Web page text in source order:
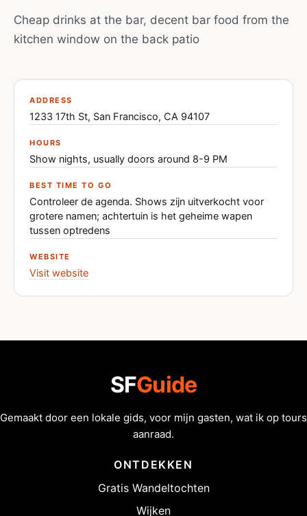
Cheap drinks at the bar, decent bar food from the
kitchen window on the back patio
ADDRESS
1233 17th St, San Francisco, CA 94107
HOURS
Show nights, usually doors around 8-9 PM
BEST TIME TO GO
Controleer de agenda. Shows zijn uitverkocht voor
grotere namen; achtertuin is het geheime wapen
tussen optredens
WEBSITE
Visit website
SFGuide
Gemaakt door een lokale gids, voor mijn gasten, wat ik op tours
aanraad.
ONTDEKKEN
Gratis Wandeltochten
Wijken